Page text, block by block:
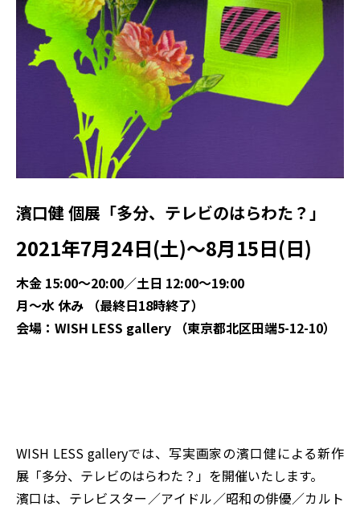
濱口健 個展「多分、テレビのはらわた？」
2021年7月24日(土)～8月15日(日)
木金 15:00～20:00／土日 12:00～19:00
月～水 休み （最終日18時終了）
会場：WISH LESS gallery （東京都北区田端5-12-10）
WISH LESS galleryでは、写実画家の濱口健による新作
展「多分、テレビのはらわた？」を開催いたします。
濱口は、テレビスター／アイドル／昭和の俳優／カルト